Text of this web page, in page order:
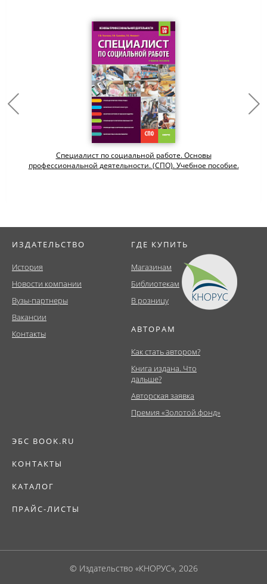
Специалист по социальной работе. Основы
профессиональной деятельности. (СПО). Учебное пособие.
ИЗДАТЕЛЬСТВО
История
Новости компании
Вузы-партнеры
Вакансии
Контакты
ГДЕ КУПИТЬ
Магазинам
Библиотекам
В розницу
АВТОРАМ
Как стать автором?
Книга издана. Что
дальше?
Авторская заявка
Премия «Золотой фонд»
ЭБС BOOK.RU
КОНТАКТЫ
КАТАЛОГ
ПРАЙС-ЛИСТЫ
© Издательство «КНОРУС», 2026